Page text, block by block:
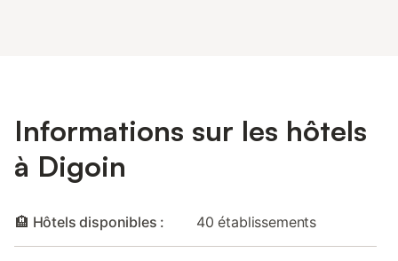
Informations sur les hôtels
à Digoin
🏨 Hôtels disponibles : 40 établissements